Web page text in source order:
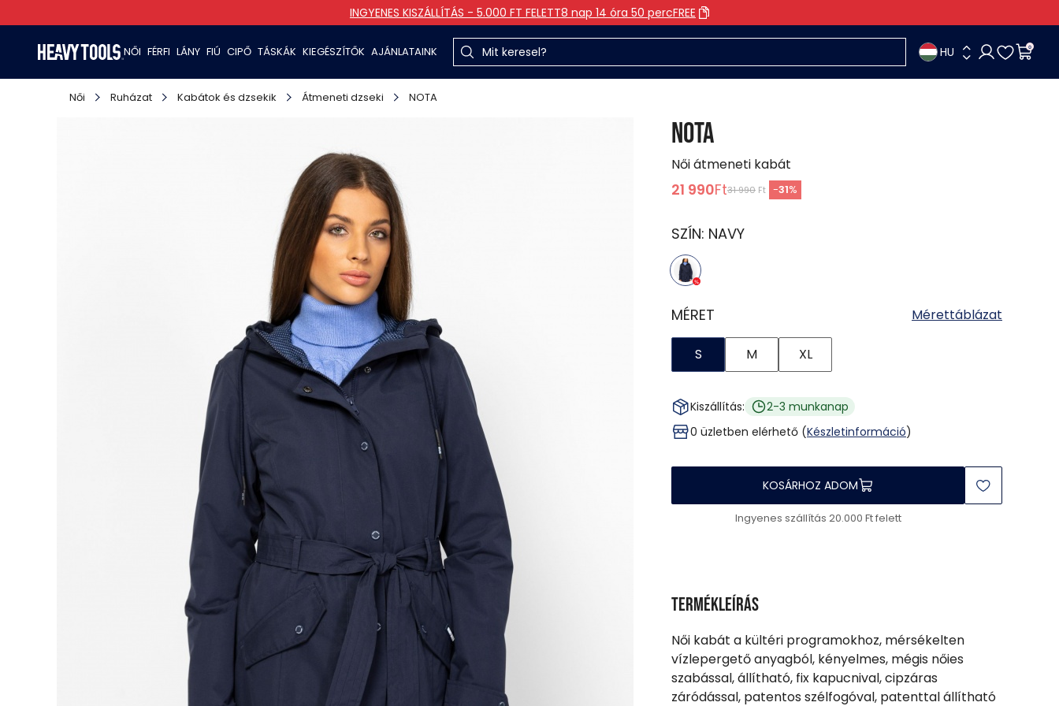
INGYENES KISZÁLLÍTÁS - 5.000 FT FELETT8 nap 14 óra 50 percFREE
NŐI FÉRFI LÁNY FIÚ CIPŐ TÁSKÁK KIEGÉSZÍTŐK AJÁNLATAINK HU 0
Női Ruházat Kabátok és dzsekik Átmeneti dzseki NOTA
NOTA
Női átmeneti kabát
21 990Ft31 990 Ft -31%
SZÍN: NAVY
MÉRET Mérettáblázat
S M XL
Kiszállítás:
2-3 munkanap
0 üzletben elérhető (Készletinformáció)
KOSÁRHOZ ADOM
Ingyenes szállítás 20.000 Ft felett
Termékleírás
Női kabát a kültéri programokhoz, mérsékelten
vízlepergető anyagból, kényelmes, mégis nőies
szabással, állítható, fix kapucnival, cipzáras
záródással, patentos szélfogóval, patenttal állítható